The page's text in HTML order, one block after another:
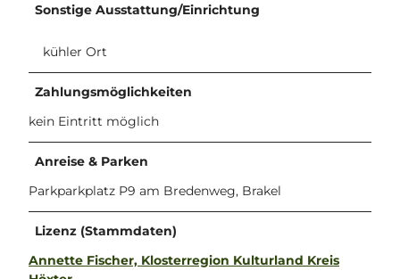
Sonstige Ausstattung/Einrichtung
kühler Ort
Zahlungsmöglichkeiten
kein Eintritt möglich
Anreise & Parken
Parkparkplatz P9 am Bredenweg, Brakel
Lizenz (Stammdaten)
Annette Fischer, Klosterregion Kulturland Kreis